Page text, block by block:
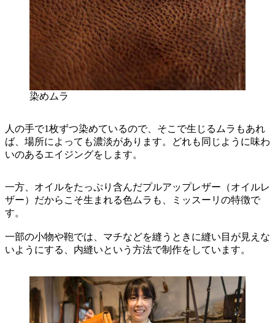
染めムラ
人の手で1枚ずつ染めているので、そこで生じるムラもあれ
ば、場所によっても濃淡があります。どれも同じように味わ
いのあるエイジングをします。
一方、オイルをたっぷり含んだプルアップレザー（オイルレ
ザー）だからこそ生まれる色ムラも、ミッスーリの特徴で
す。
一部の小物や鞄では、マチなどを縫うときに縫い目が見えな
いようにする、内縫いという方法で制作をしています。